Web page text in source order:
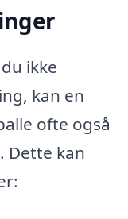
ikke
kan en
ofte også
Dette kan